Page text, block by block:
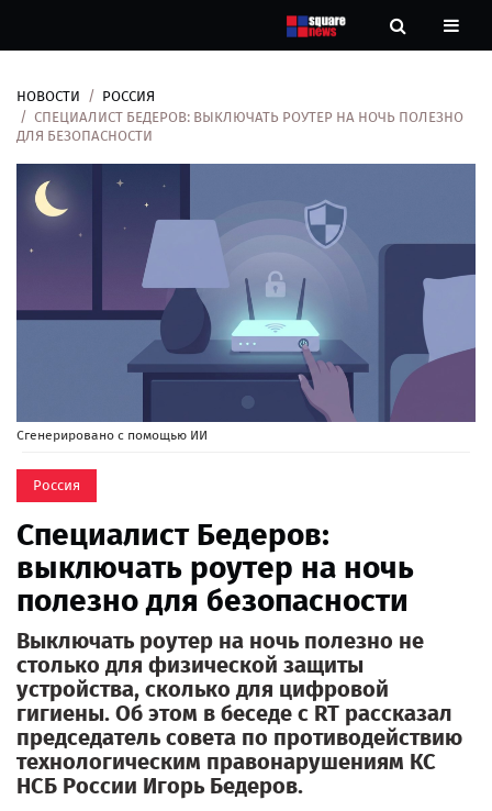
Новости
Рубрики
Контакты
НОВОСТИ
РОССИЯ
СПЕЦИАЛИСТ БЕДЕРОВ: ВЫКЛЮЧАТЬ РОУТЕР НА НОЧЬ ПОЛЕЗНО
ДЛЯ БЕЗОПАСНОСТИ
Сгенерировано с помощью ИИ
Россия
Специалист Бедеров:
выключать роутер на ночь
полезно для безопасности
Выключать роутер на ночь полезно не
столько для физической защиты
устройства, сколько для цифровой
гигиены. Об этом в беседе с RT рассказал
председатель совета по противодействию
технологическим правонарушениям КС
НСБ России Игорь Бедеров.